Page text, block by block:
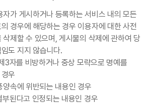
가 게시하거나 등록하는 서비스 내의 모든
경우에 해당하는 경우 이용자에 대한 사전
삭제할 수 있으며, 게시물의 삭제에 관하여 당
도 지지 않습니다.
3자를 비방하거나 중상 모략으로 명예를
우
속에 위반되는 내용인 경우
된다고 인정되는 내용인 경우